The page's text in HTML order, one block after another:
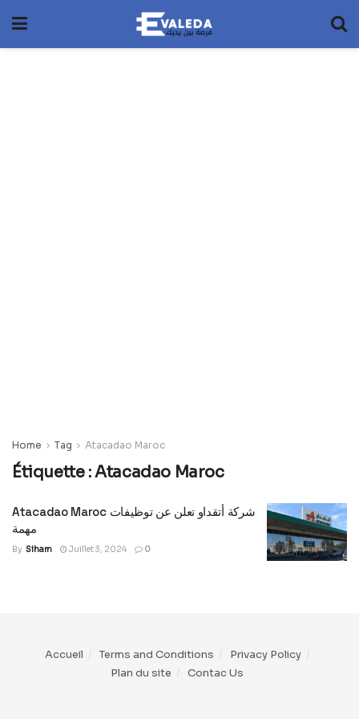
Home Tag Atacadao Maroc
Étiquette :Atacadao Maroc
Atacadao Maroc شركة أتقداو تعلن عن توظيفات
مهمة
By Siham Juillet 3, 2024 0
Accueil Terms and Conditions
Privacy Policy
Plan du site
Contac Us